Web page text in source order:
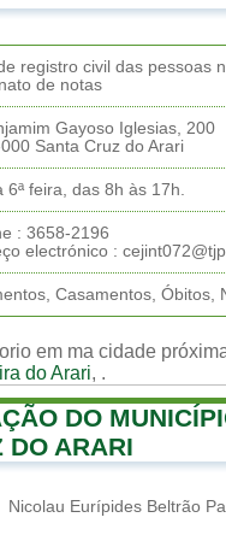
registro civil das pessoas
de notas
Gayoso Iglesias, 200
Santa Cruz do Arari
6ª feira, das 8h às 17h.
: 3658-2196
electrónico :
Casamentos, Óbitos,
em ma cidade
do Arari, .
DO
DO ARARI
Nicolau Eurípides Beltrão